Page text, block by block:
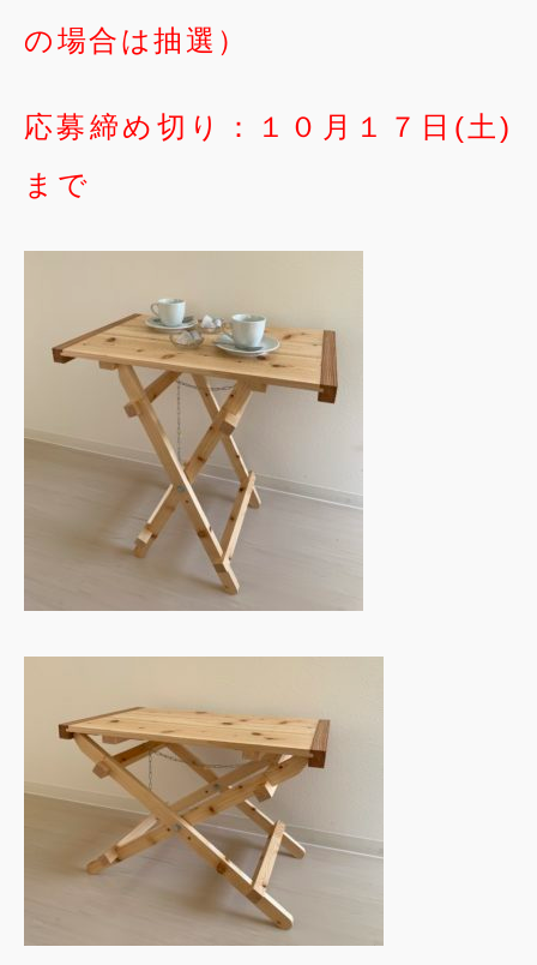
の場合は抽選）
応募締め切り：１０月１７日(土)
まで